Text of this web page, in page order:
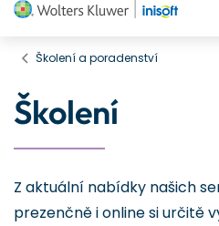
Školení a poradenství
Školení
Z aktuální nabídky našich
prezenčně i online si určitě